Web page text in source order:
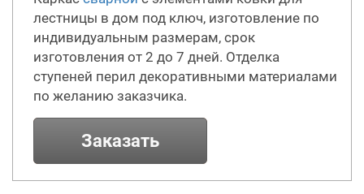
лестницы в дом под ключ, изготовление по
индивидуальным размерам, срок
изготовления от 2 до 7 дней. Отделка
ступеней перил декоративными материалами
по желанию заказчика.
Заказать